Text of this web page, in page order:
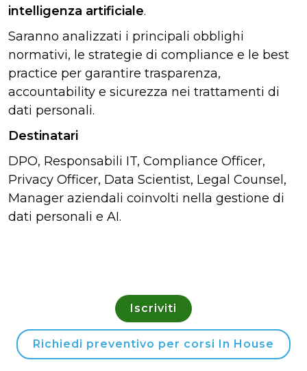
intelligenza artificiale.
Saranno analizzati i principali obblighi
normativi, le strategie di compliance e le best
practice per garantire trasparenza,
accountability e sicurezza nei trattamenti di
dati personali.
Destinatari
DPO, Responsabili IT, Compliance Officer,
Privacy Officer, Data Scientist, Legal Counsel,
Manager aziendali coinvolti nella gestione di
dati personali e AI.
Iscriviti
Richiedi preventivo per corsi In House